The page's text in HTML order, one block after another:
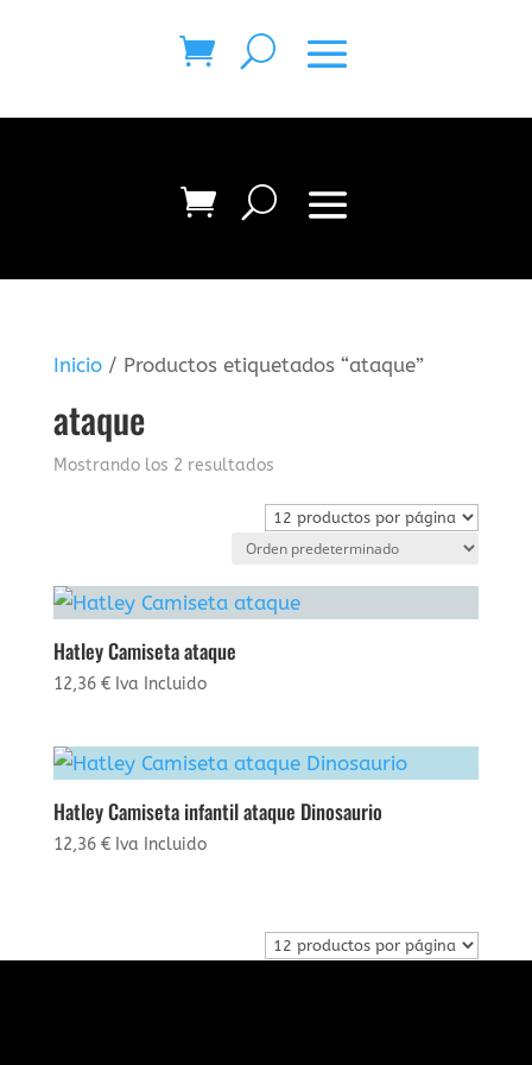
Inicio/ Productos etiquetados “ataque”
ataque
Mostrando los 2 resultados
Hatley Camiseta ataque
12,36 € Iva Incluido
Hatley Camiseta infantil ataque Dinosaurio
12,36 € Iva Incluido